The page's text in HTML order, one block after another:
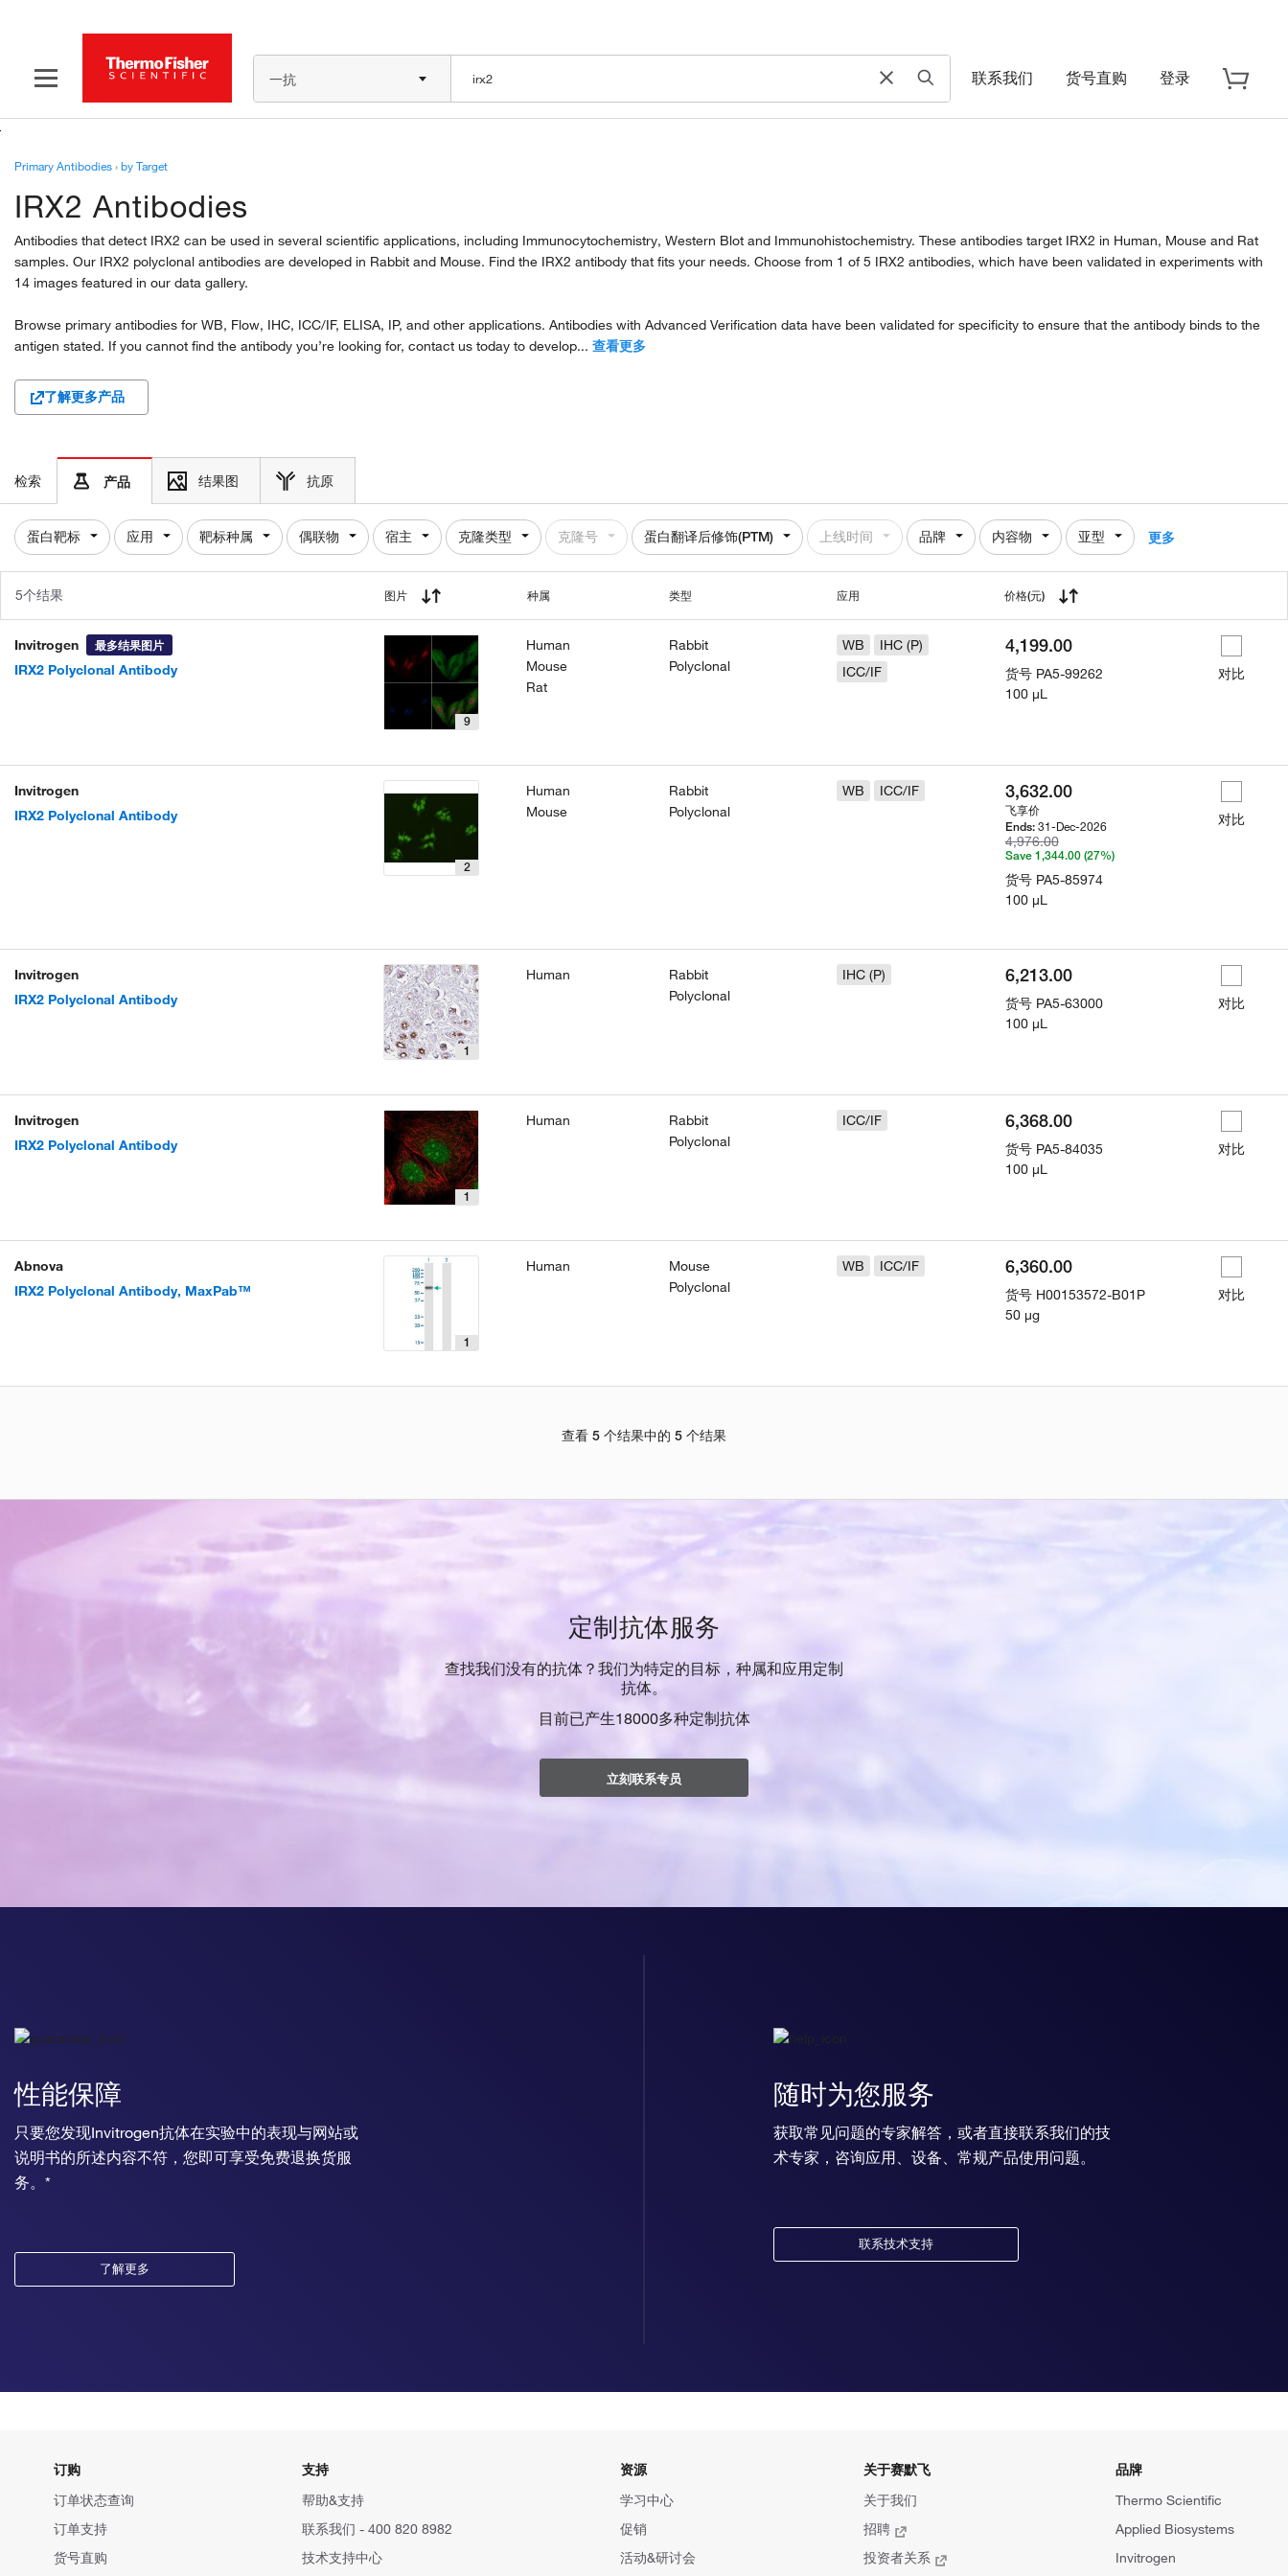
一抗 联系我们 货号直购 登录
Primary Antibodies›by Target
IRX2 Antibodies
Antibodies that detect IRX2 can be used in several scientific applications, including Immunocytochemistry, Western Blot and Immunohistochemistry. These antibodies target IRX2 in Human, Mouse and Rat
samples. Our IRX2 polyclonal antibodies are developed in Rabbit and Mouse. Find the IRX2 antibody that fits your needs. Choose from 1 of 5 IRX2 antibodies, which have been validated in experiments with
14 images featured in our data gallery.
Browse primary antibodies for WB, Flow, IHC, ICC/IF, ELISA, IP, and other applications. Antibodies with Advanced Verification data have been validated for specificity to ensure that the antibody binds to the
antigen stated. If you cannot find the antibody you’re looking for, contact us today to develop... 查看更多
了解更多产品
检索 产品 结果图 抗原
蛋白靶标 应用 靶标种属 偶联物 宿主 克隆类型 克隆号 蛋白翻译后修饰(PTM) 上线时间 品牌 内容物 亚型 更多
5个结果 图片 种属 类型 应用 价格(元)
Invitrogen 最多结果图片
IRX2 Polyclonal Antibody
9
Human
Mouse
Rat
Rabbit
Polyclonal
WB
IHC (P)
ICC/IF
4,199.00
货号 PA5-99262
100 µL
对比
Invitrogen
IRX2 Polyclonal Antibody
2
Human
Mouse
Rabbit
Polyclonal
WB ICC/IF 3,632.00
飞享价
Ends: 31-Dec-2026
4,976.00
Save 1,344.00 (27%)
货号 PA5-85974
100 µL
对比
Invitrogen
IRX2 Polyclonal Antibody
1
Human
Rabbit
Polyclonal
IHC (P) 6,213.00
货号 PA5-63000
100 µL
对比
Invitrogen
IRX2 Polyclonal Antibody
1
Human
Rabbit
Polyclonal
ICC/IF 6,368.00
货号 PA5-84035
100 µL
对比
Abnova
IRX2 Polyclonal Antibody, MaxPab™
1
Human
Mouse
Polyclonal
WB ICC/IF 6,360.00
货号 H00153572-B01P
50 µg
对比
查看 5 个结果中的 5 个结果
定制抗体服务
查找我们没有的抗体？我们为特定的目标，种属和应用定制
抗体。
目前已产生18000多种定制抗体
立刻联系专员
性能保障
只要您发现Invitrogen抗体在实验中的表现与网站或
说明书的所述内容不符，您即可享受免费退换货服
务。*
了解更多
随时为您服务
获取常见问题的专家解答，或者直接联系我们的技
术专家，咨询应用、设备、常规产品使用问题。
联系技术支持
订购
订单状态查询
订单支持
货号直购
支持
帮助&支持
联系我们 - 400 820 8982
技术支持中心
资源
学习中心
促销
活动&研讨会
关于赛默飞
关于我们
招聘
投资者关系
品牌
Thermo Scientific
Applied Biosystems
Invitrogen